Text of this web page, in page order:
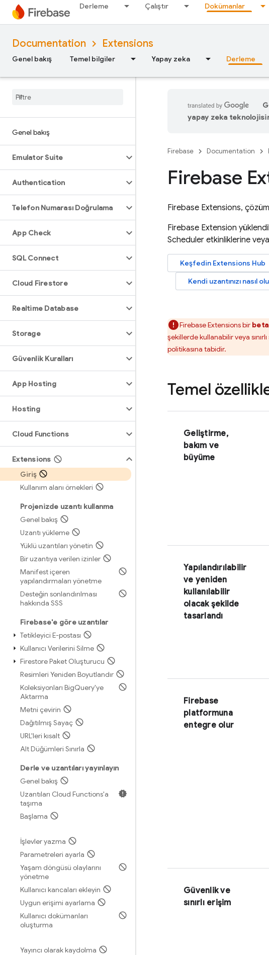
Derleme Çalıştır Dokümanlar
Documentation Extensions
Genel bakış Temel bilgiler Yapay zeka Derleme
Genel bakış
Emulator Suite
Authentication
Telefon Numarası Doğrulama
App Check
SQL Connect
Cloud Firestore
Realtime Database
Storage
Güvenlik Kuralları
App Hosting
Hosting
Cloud Functions
Extensions
Giriş
Kullanım alanı örnekleri
Projenizde uzantı kullanma
Genel bakış
Uzantı yükleme
Yüklü uzantıları yönetin
Bir uzantıya verilen izinler
Manifest içeren
yapılandırmaları yönetme
Desteğin sonlandırılması
hakkında SSS
Firebase'e göre uzantılar
Tetikleyici E-postası
Kullanıcı Verilerini Silme
Firestore Paket Oluşturucu
Resimleri Yeniden Boyutlandır
Koleksiyonları BigQuery'ye
Aktarma
Metni çevirin
Dağıtılmış Sayaç
URL'leri kısalt
Alt Düğümleri Sınırla
Derle ve uzantıları yayınlayın
Genel bakış
Uzantıları Cloud Functions'a
taşıma
Başlama
İşlevler yazma
Parametreleri ayarla
Yaşam döngüsü olaylarını
yönetme
Kullanıcı kancaları ekleyin
Uygun erişimi ayarlama
Kullanıcı dokümanları
oluşturma
Yayıncı olarak kaydolma
yapay zeka
Firebase Documentation
Firebase
Firebase Extensions,
Firebase Extension
Scheduler etkinliklerine veya
Keşfedin Extensions Hub
Kendi uzantınızı nasıl
Firebase Extensionsbir
şekillerde kullanabilir veya
politikasına tabidir.
Temel
Geliştirme,
bakım ve
büyüme
Yapılandırılabilir
ve yeniden
kullanılabilir
olacak şekilde
tasarlandı
Firebase
platformuna
entegre olur
Güvenlik ve
sınırlı erişim